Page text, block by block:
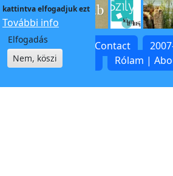
Kapcsolat | Contact
Rólam |
kattintva elfogadjuk ezt
További info
Elfogadás
Nem, köszi